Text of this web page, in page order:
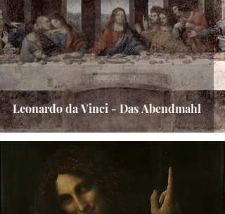
Leonardo da Vinci - Das Abendmahl